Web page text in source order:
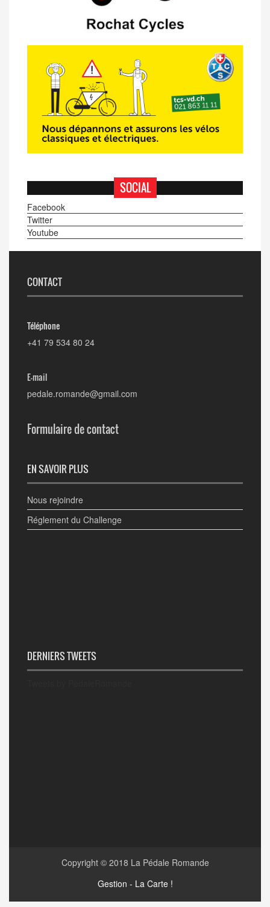
SOCIAL
Facebook
Twitter
Youtube
CONTACT
Téléphone
+41 79 534 80 24
E-mail
pedale.romande@gmail.com
Formulaire de contact
EN SAVOIR PLUS
Nous rejoindre
Réglement du Challenge
DERNIERS TWEETS
Copyright © 2018 La Pédale Romande
Gestion - La Carte !